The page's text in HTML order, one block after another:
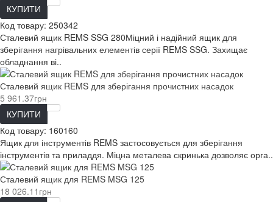
КУПИТИ
Код товару: 250342
Сталевий ящик REMS SSG 280Міцний і надійний ящик для
зберігання нагрівальних елементів серії REMS SSG. Захищає
обладнання ві..
Сталевий ящик REMS для зберігання прочистних насадок
5 961.37грн
КУПИТИ
Код товару: 160160
Ящик для інструментів REMS застосовується для зберігання
інструментів та приладдя. Міцна металева скринька дозволяє орга..
Сталевий ящик для REMS MSG 125
18 026.11грн